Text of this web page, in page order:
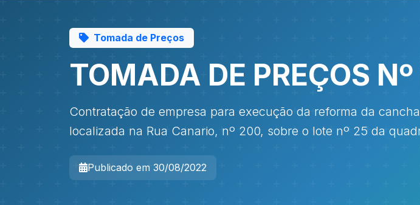
Tomada de Preços
TOMADA DE PREÇOS
Contratação de empresa para execução da reforma da
localizada na Rua Canario, nº 200, sobre o lote nº 25 da
Publicado em 30/08/2022